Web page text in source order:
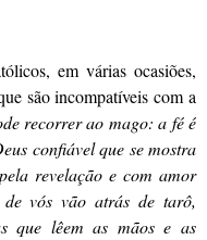
em várias ocasiões,
são incompatíveis com a
recorrer ao mago: a fé é
confiável que se mostra
revelação e com amor
vós vão atrás de tarô,
que lêem as mãos e as